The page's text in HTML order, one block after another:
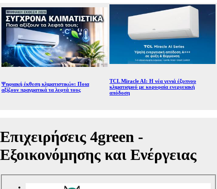
Ψηφιακή έκθεση κλιματιστικών: Ποια
αξίζουν πραγματικά τα λεφτά τους
TCL Miracle AI: Η νέα γενιά έξυπνου
κλιματισμού με κορυφαία ενεργειακή
απόδοση